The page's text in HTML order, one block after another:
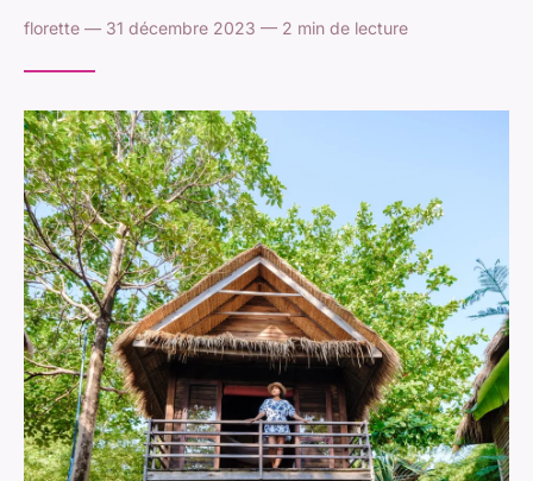
florette — 31 décembre 2023 — 2 min de lecture